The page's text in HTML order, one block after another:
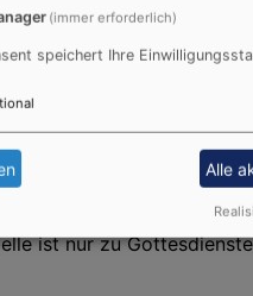
97355 Kleinlangheim
Tel.
09325 273
ist nur zu
(immer erforderlich)
speichert Ihre
Alle